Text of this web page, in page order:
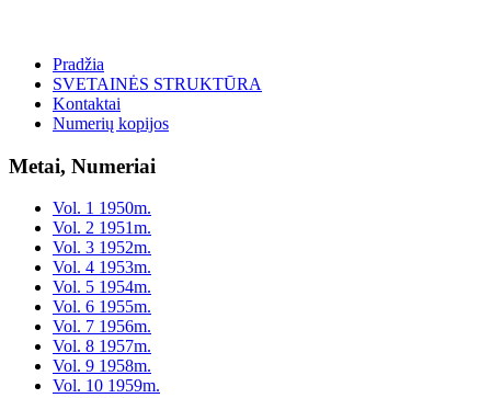
Pradžia
SVETAINĖS STRUKTŪRA
Kontaktai
Numerių kopijos
Metai, Numeriai
Vol. 1 1950m.
Vol. 2 1951m.
Vol. 3 1952m.
Vol. 4 1953m.
Vol. 5 1954m.
Vol. 6 1955m.
Vol. 7 1956m.
Vol. 8 1957m.
Vol. 9 1958m.
Vol. 10 1959m.